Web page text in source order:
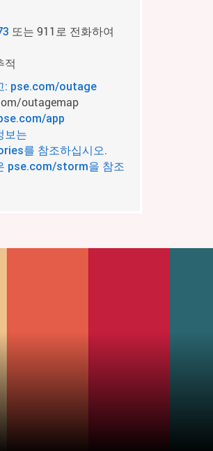
또는 911로 전화하여
적
: pse.com/outage
outagemap
app
보는
를 참조하십시오.
pse.com/storm을 참조